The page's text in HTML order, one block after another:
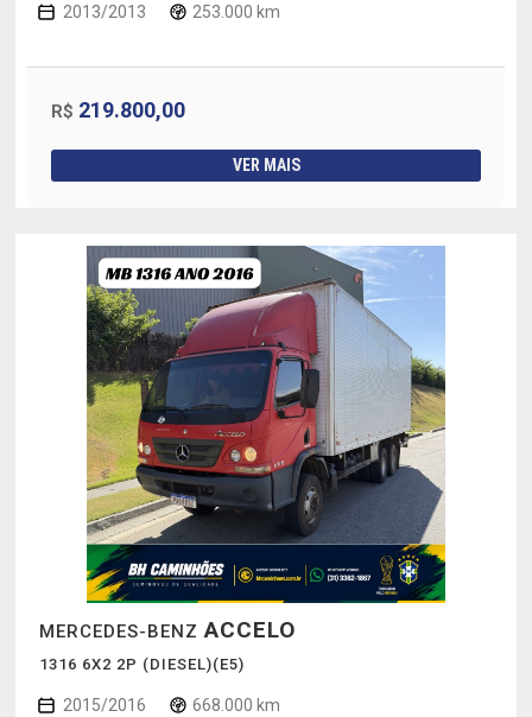
2013/2013 253.000 km
R$ 219.800,00
VER MAIS
MERCEDES-BENZACCELO
1316 6X2 2P (DIESEL)(E5)
2015/2016 668.000 km